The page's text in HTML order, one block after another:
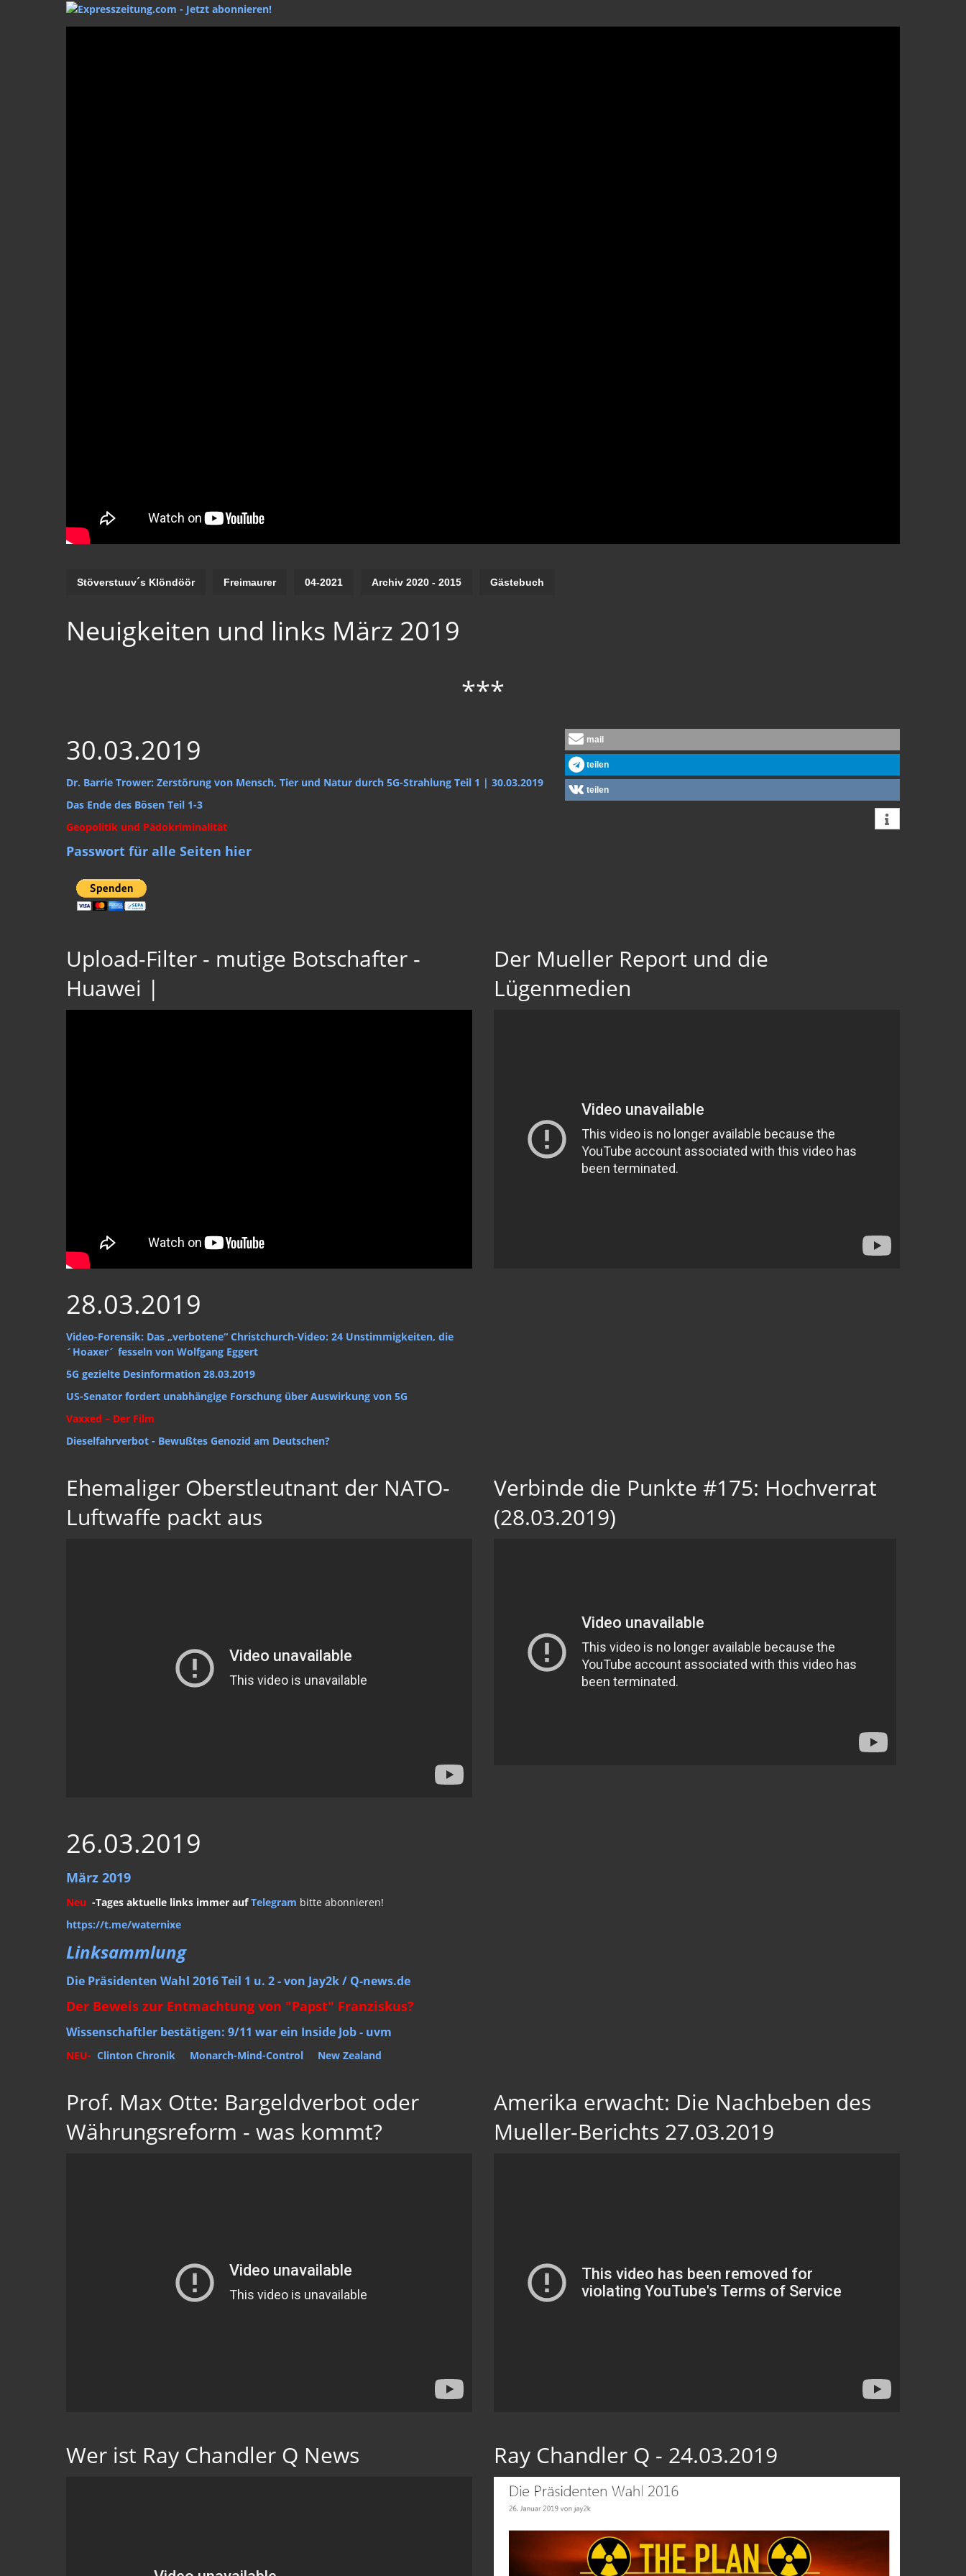
Stöverstuuv´s Klöndöör Freimaurer 04-2021 Archiv 2020 - 2015 Gästebuch
Neuigkeiten und links März 2019
***
30.03.2019
Dr. Barrie Trower: Zerstörung von Mensch, Tier und Natur durch 5G-Strahlung Teil 1 | 30.03.2019
Das Ende des Bösen Teil 1-3
Geopolitik und Pädokriminalität
Passwort für alle Seiten hier
mail
teilen
teilen
Upload-Filter - mutige Botschafter -
Huawei |
28.03.2019
Video-Forensik: Das „verbotene“ Christchurch-Video: 24 Unstimmigkeiten, die
´Hoaxer´ fesseln von Wolfgang Eggert
5G gezielte Desinformation 28.03.2019
US-Senator fordert unabhängige Forschung über Auswirkung von 5G
Vaxxed – Der Film
Dieselfahrverbot - Bewußtes Genozid am Deutschen?
Der Mueller Report und die
Lügenmedien
Ehemaliger Oberstleutnant der NATO-
Luftwaffe packt aus
Verbinde die Punkte #175: Hochverrat
(28.03.2019)
26.03.2019
März 2019
Neu -Tages aktuelle links immer aufTelegram bitte abonnieren!
https://t.me/waternixe
Linksammlung
Die Präsidenten Wahl 2016 Teil 1 u. 2 - von Jay2k / Q-news.de
Der Beweis zur Entmachtung von "Papst" Franziskus?
Wissenschaftler bestätigen: 9/11 war ein Inside Job - uvm
NEU- Clinton Chronik Monarch-Mind-Control New Zealand
Prof. Max Otte: Bargeldverbot oder
Währungsreform - was kommt?
Amerika erwacht: Die Nachbeben des
Mueller-Berichts 27.03.2019
Wer ist Ray Chandler Q News Ray Chandler Q - 24.03.2019